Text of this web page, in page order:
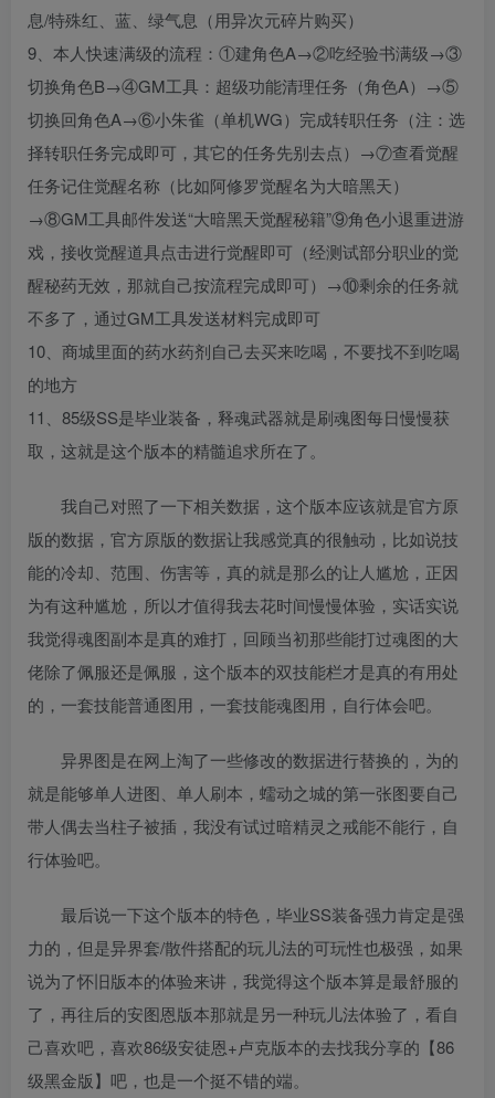
息/特殊红、蓝、绿气息（用异次元碎片购买）
9、本人快速满级的流程：①建角色A→②吃经验书满级→③
切换角色B→④GM工具：超级功能清理任务（角色A）→⑤
切换回角色A→⑥小朱雀（单机WG）完成转职任务（注：选
择转职任务完成即可，其它的任务先别去点）→⑦查看觉醒
任务记住觉醒名称（比如阿修罗觉醒名为大暗黑天）
→⑧GM工具邮件发送“大暗黑天觉醒秘籍”⑨角色小退重进游
戏，接收觉醒道具点击进行觉醒即可（经测试部分职业的觉
醒秘药无效，那就自己按流程完成即可）→⑩剩余的任务就
不多了，通过GM工具发送材料完成即可
10、商城里面的药水药剂自己去买来吃喝，不要找不到吃喝
的地方
11、85级SS是毕业装备，释魂武器就是刷魂图每日慢慢获
取，这就是这个版本的精髓追求所在了。
我自己对照了一下相关数据，这个版本应该就是官方原
版的数据，官方原版的数据让我感觉真的很触动，比如说技
能的冷却、范围、伤害等，真的就是那么的让人尴尬，正因
为有这种尴尬，所以才值得我去花时间慢慢体验，实话实说
我觉得魂图副本是真的难打，回顾当初那些能打过魂图的大
佬除了佩服还是佩服，这个版本的双技能栏才是真的有用处
的，一套技能普通图用，一套技能魂图用，自行体会吧。
异界图是在网上淘了一些修改的数据进行替换的，为的
就是能够单人进图、单人刷本，蠕动之城的第一张图要自己
带人偶去当柱子被插，我没有试过暗精灵之戒能不能行，自
行体验吧。
最后说一下这个版本的特色，毕业SS装备强力肯定是强
力的，但是异界套/散件搭配的玩儿法的可玩性也极强，如果
说为了怀旧版本的体验来讲，我觉得这个版本算是最舒服的
了，再往后的安图恩版本那就是另一种玩儿法体验了，看自
己喜欢吧，喜欢86级安徒恩+卢克版本的去找我分享的【86
级黑金版】吧，也是一个挺不错的端。